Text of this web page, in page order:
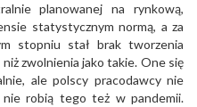
planowanej na rynkową,
statystycznym normą, a za
stopniu stał brak tworzenia
zwolnienia jako takie. One się
ale polscy pracodawcy nie
nie robią tego też w pandemii.